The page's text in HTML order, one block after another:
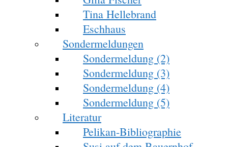
Tina Hellebrand
Eschhaus
Sondermeldungen
Sondermeldung (2)
Sondermeldung (3)
Sondermeldung (4)
Sondermeldung (5)
Literatur
Pelikan-Bibliographie